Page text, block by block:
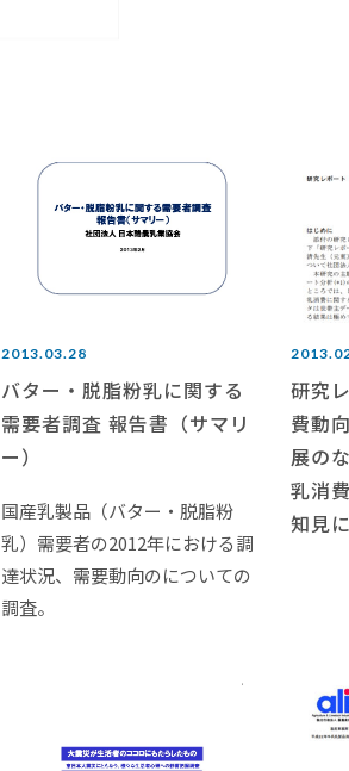
2013.03.28
バター・脱脂粉乳に関する
需要者調査 報告書（サマリ
ー）
国産乳製品（バター・脱脂粉
乳）需要者の2012年における調
達状況、需要動向のについての
調査。
研究
費動
展の
乳消
知見